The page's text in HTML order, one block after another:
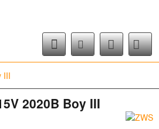
III
2020B Boy III